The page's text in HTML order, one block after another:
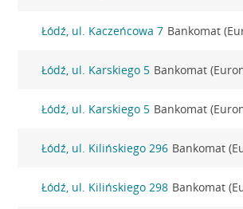
Łódź, ul. Kaczeńcowa 7 Bankomat
Łódź, ul. Karskiego 5 Bankomat
Łódź, ul. Karskiego 5 Bankomat
Łódź, ul. Kilińskiego 296 Bankomat
Łódź, ul. Kilińskiego 298 Bankomat